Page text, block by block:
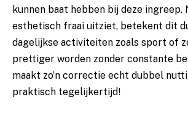
kunnen baat hebben bij deze ingreep.
esthetisch fraai uitziet, betekent dit
dagelijkse activiteiten zoals sport of
prettiger worden zonder constante
maakt zo’n correctie echt dubbel
praktisch tegelijkertijd!